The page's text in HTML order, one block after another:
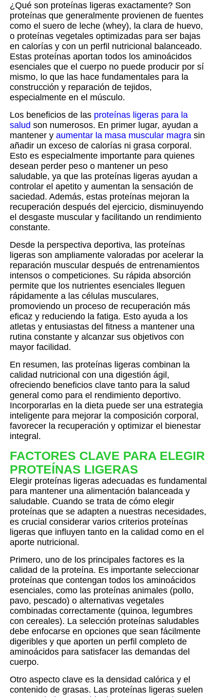
¿Qué son proteínas ligeras exactamente? Son
proteínas que generalmente provienen de fuentes
como el suero de leche (whey), la clara de huevo,
o proteínas vegetales optimizadas para ser bajas
en calorías y con un perfil nutricional balanceado.
Estas proteínas aportan todos los aminoácidos
esenciales que el cuerpo no puede producir por sí
mismo, lo que las hace fundamentales para la
construcción y reparación de tejidos,
especialmente en el músculo.
Los beneficios de las proteínas ligeras para la
salud son numerosos. En primer lugar, ayudan a
mantener y aumentar la masa muscular magra sin
añadir un exceso de calorías ni grasa corporal.
Esto es especialmente importante para quienes
desean perder peso o mantener un peso
saludable, ya que las proteínas ligeras ayudan a
controlar el apetito y aumentan la sensación de
saciedad. Además, estas proteínas mejoran la
recuperación después del ejercicio, disminuyendo
el desgaste muscular y facilitando un rendimiento
constante.
Desde la perspectiva deportiva, las proteínas
ligeras son ampliamente valoradas por acelerar la
reparación muscular después de entrenamientos
intensos o competiciones. Su rápida absorción
permite que los nutrientes esenciales lleguen
rápidamente a las células musculares,
promoviendo un proceso de recuperación más
eficaz y reduciendo la fatiga. Esto ayuda a los
atletas y entusiastas del fitness a mantener una
rutina constante y alcanzar sus objetivos con
mayor facilidad.
En resumen, las proteínas ligeras combinan la
calidad nutricional con una digestión ágil,
ofreciendo beneficios clave tanto para la salud
general como para el rendimiento deportivo.
Incorporarlas en la dieta puede ser una estrategia
inteligente para mejorar la composición corporal,
favorecer la recuperación y optimizar el bienestar
integral.
FACTORES CLAVE PARA ELEGIR
PROTEÍNAS LIGERAS
Elegir proteínas ligeras adecuadas es fundamental
para mantener una alimentación balanceada y
saludable. Cuando se trata de cómo elegir
proteínas que se adapten a nuestras necesidades,
es crucial considerar varios criterios proteínas
ligeras que influyen tanto en la calidad como en el
aporte nutricional.
Primero, uno de los principales factores es la
calidad de la proteína. Es importante seleccionar
proteínas que contengan todos los aminoácidos
esenciales, como las proteínas animales (pollo,
pavo, pescado) o alternativas vegetales
combinadas correctamente (quinoa, legumbres
con cereales). La selección proteínas saludables
debe enfocarse en opciones que sean fácilmente
digeribles y que aporten un perfil completo de
aminoácidos para satisfacer las demandas del
cuerpo.
Otro aspecto clave es la densidad calórica y el
contenido de grasas. Las proteínas ligeras suelen